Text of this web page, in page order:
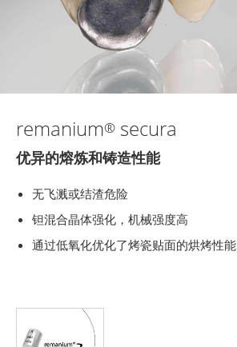
remanium® secura
优异的熔炼和铸造性能
无飞溅或结渣危险
钽混合晶体强化，机械强度高
通过低氧化优化了烤瓷贴面的烘烤性能